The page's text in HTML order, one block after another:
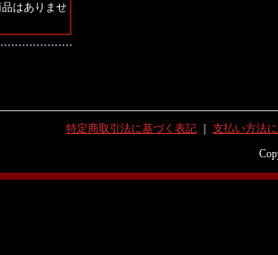
はありませ
特定商取引法に基づく表記
支払い方法